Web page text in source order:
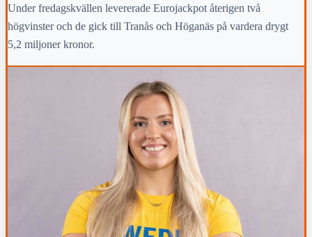
Under fredagskvällen levererade Eurojackpot återigen två
högvinster och de gick till Tranås och Höganäs på vardera drygt
5,2 miljoner kronor.